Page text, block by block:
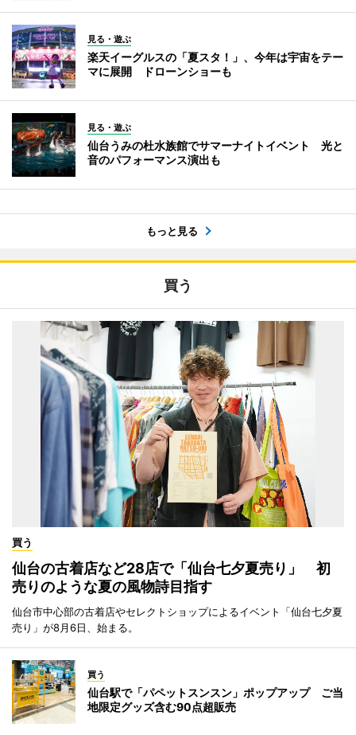
見る・遊ぶ
楽天イーグルスの「夏スタ！」、今年は宇宙をテー
マに展開 ドローンショーも
見る・遊ぶ
仙台うみの杜水族館でサマーナイトイベント 光と
音のパフォーマンス演出も
もっと見る
買う
買う
仙台の古着店など28店で「仙台七夕夏売り」 初
売りのような夏の風物詩目指す
仙台市中心部の古着店やセレクトショップによるイベント「仙台七夕夏
売り」が8月6日、始まる。
買う
仙台駅で「パペットスンスン」ポップアップ ご当
地限定グッズ含む90点超販売